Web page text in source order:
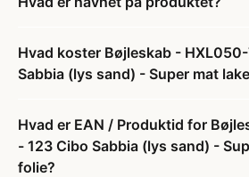
Hvad koster Bøjleskab -
Sabbia (lys sand) - Super mat
Hvad er EAN / Produktid for
- 123 Cibo Sabbia (lys sand) -
folie?